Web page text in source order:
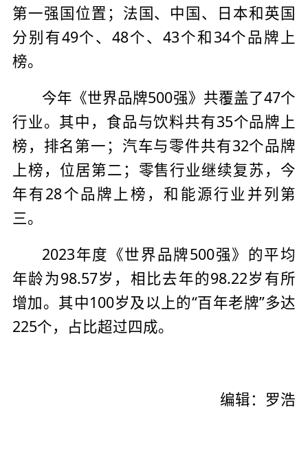
第一强国位置；法国、中国、日本和英国
分别有49个、48个、43个和34个品牌上
榜。
今年《世界品牌500强》共覆盖了47个
行业。其中，食品与饮料共有35个品牌上
榜，排名第一；汽车与零件共有32个品牌
上榜，位居第二；零售行业继续复苏，今
年有28个品牌上榜，和能源行业并列第
三。
2023年度《世界品牌500强》的平均
年龄为98.57岁，相比去年的98.22岁有所
增加。其中100岁及以上的“百年老牌”多达
225个，占比超过四成。
编辑：罗浩